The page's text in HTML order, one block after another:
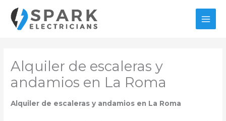
contenido
Alquiler de escaleras y
andamios en La Roma
Alquiler de escaleras y andamios en La Roma